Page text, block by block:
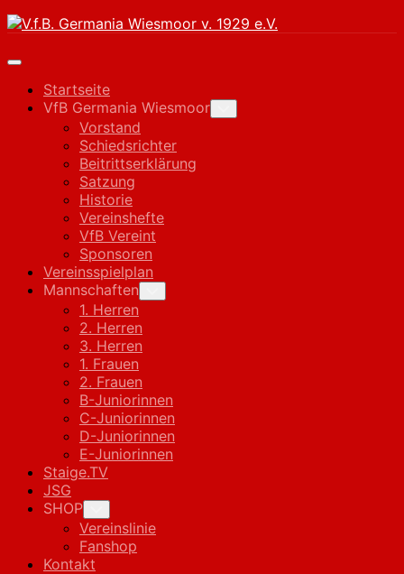
Skip
content
Expand
Startseite
VfB Germania Wiesmoor
Child
Vorstand
Schiedsrichter
Beitrittserklärung
Satzung
Historie
Vereinshefte
VfB Vereint
Sponsoren
Vereinsspielplan
Mannschaften
Child
1. Herren
2. Herren
3. Herren
1. Frauen
2. Frauen
B-Juniorinnen
C-Juniorinnen
D-Juniorinnen
E-Juniorinnen
Staige.TV
JSG
SHOP
Child
Menu
Vereinslinie
Fanshop
Kontakt